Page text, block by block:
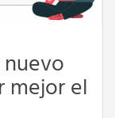
mejor el